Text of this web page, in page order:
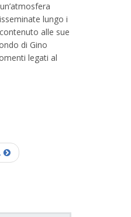
lungo i
alle sue
di Gino
legati al